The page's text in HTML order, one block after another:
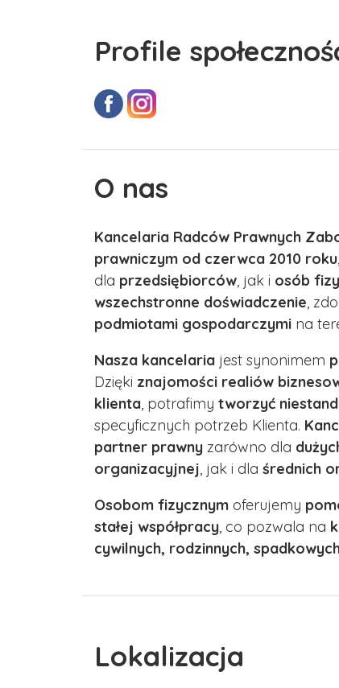
Profile
O nas
Kancelaria Radców Prawnych
prawniczym od czerwca 2010 roku
dla przedsiębiorców, jak i osób
wszechstronne doświadczenie,
podmiotami gospodarczymi na
Nasza kancelaria jest synonimem
Dzięki znajomości realiów
klienta, potrafimy tworzyć
specyficznych potrzeb Klienta.
partner prawny zarówno dla
organizacyjnej, jak i dla średnich
Osobom fizycznym oferujemy
stałej współpracy, co pozwala na
cywilnych, rodzinnych,
Lokalizacja